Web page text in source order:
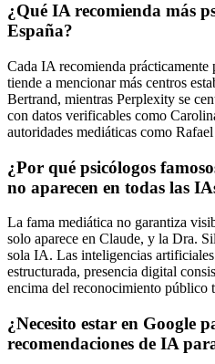
¿Qué IA recomienda más
España?
Cada IA recomienda
tiende a mencionar más centros
Bertrand, mientras Perplexity se
con datos verificables como
autoridades mediáticas como
¿Por qué psicólogos
no aparecen en todas las
La fama mediática no garantiza
solo aparece en Claude, y la Dra.
sola IA. Las inteligencias
estructurada, presencia digital
encima del reconocimiento público
¿Necesito estar en Google
recomendaciones de IA